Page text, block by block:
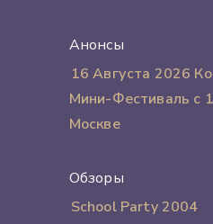
Анонсы
16 Августа 2026
Мини-Фестиваль с
Москве
Обзоры
School Party 2004